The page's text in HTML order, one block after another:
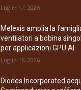
Luglio 17, 2026
Melexis amplia la
ventilatori a bobina
per applicazioni GPU AI
Luglio 16, 2026
Diodes Incorporated